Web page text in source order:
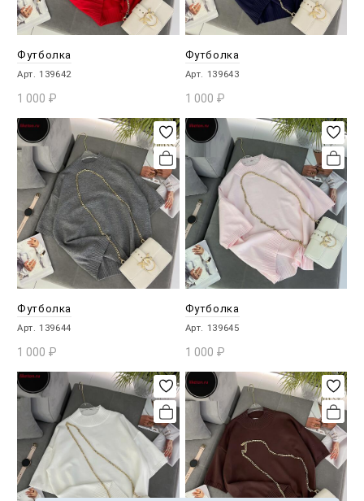
Футболка
Арт. 139642
1 000 ₽
В КОРЗИНУ
Футболка
Арт. 139643
1 000 ₽
В КОРЗИНУ
Футболка
Арт. 139644
1 000 ₽
В КОРЗИНУ
Футболка
Арт. 139645
1 000 ₽
В КОРЗИНУ